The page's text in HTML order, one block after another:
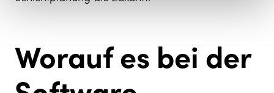
Worauf es bei der